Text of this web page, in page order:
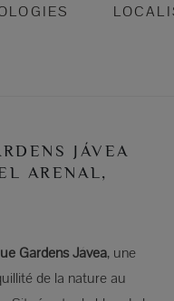
JÁVEA
ARENAL,
Gardens Jávea, une
de la nature au